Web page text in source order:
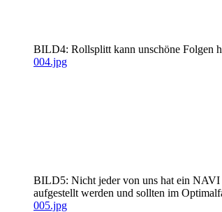
BILD4: Rollsplitt kann unschöne Folgen
004.jpg
BILD5: Nicht jeder von uns hat ein NAVI
aufgestellt werden und sollten im
005.jpg